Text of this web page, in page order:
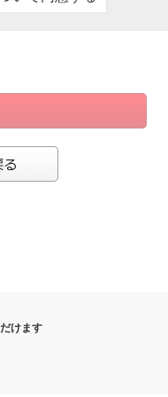
典をお届けさせていただくため
の同意を得ることが困難であると
て、ご本人さまの同意を得るこ
行することに対して協力する
けます